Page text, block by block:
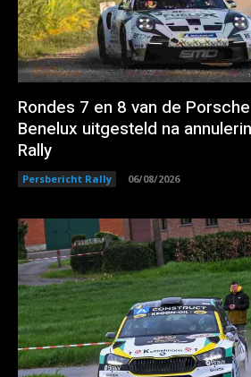
Rondes 7 en 8 van de
Benelux uitgesteld na
Rally
Persbericht Rally 06/08/2026